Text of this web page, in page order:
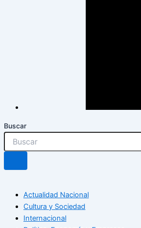
Buscar
Actualidad Nacional
Cultura y Sociedad
Internacional